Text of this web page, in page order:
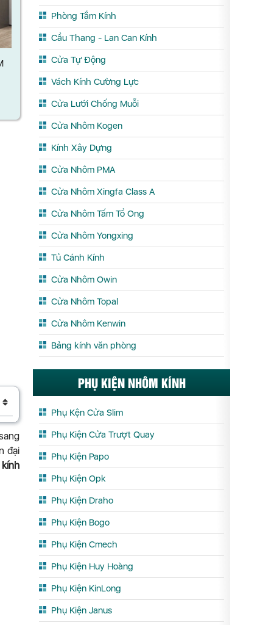
đại
Phòng Tắm Kính
Cầu Thang - Lan Can Kính
Cửa Tự Động
Vách Kính Cường Lực
Cửa Lưới Chống Muỗi
Cửa Nhôm Kogen
Kính Xây Dựng
Cửa Nhôm PMA
Cửa Nhôm Xingfa Class A
Cửa Nhôm Tấm Tổ Ong
Cửa Nhôm Yongxing
Tủ Cánh Kính
Cửa Nhôm Owin
Cửa Nhôm Topal
Cửa Nhôm Kenwin
Bảng kính văn phòng
PHỤ KIỆN NHÔM KÍNH
Phụ Kện Cửa Slim
Phụ Kiện Cửa Trượt Quay
Phụ Kiện Papo
Phụ Kiện Opk
Phụ Kiện Draho
Phụ Kiện Bogo
Phụ Kiện Cmech
Phụ Kiện Huy Hoàng
Phụ Kiện KinLong
Phụ Kiện Janus